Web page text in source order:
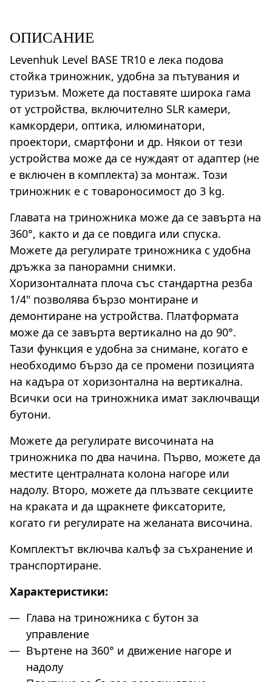
ОПИСАНИЕ
Levenhuk Level BASE TR10 е лека подова
стойка триножник, удобна за пътувания и
туризъм. Можете да поставяте широка гама
от устройства, включително SLR камери,
камкордери, оптика, илюминатори,
проектори, смартфони и др. Някои от тези
устройства може да се нуждаят от адаптер (не
е включен в комплекта) за монтаж. Този
триножник е с товароносимост до 3 kg.
Главата на триножника може да се завърта на
360°, както и да се повдига или спуска.
Можете да регулирате триножника с удобна
дръжка за панорамни снимки.
Хоризонталната плоча със стандартна резба
1/4" позволява бързо монтиране и
демонтиране на устройства. Платформата
може да се завърта вертикално на до 90°.
Тази функция е удобна за снимане, когато е
необходимо бързо да се промени позицията
на кадъра от хоризонтална на вертикална.
Всички оси на триножника имат заключващи
бутони.
Можете да регулирате височината на
триножника по два начина. Първо, можете да
местите централната колона нагоре или
надолу. Второ, можете да плъзвате секциите
на краката и да щракнете фиксаторите,
когато ги регулирате на желаната височина.
Комплектът включва калъф за съхранение и
транспортиране.
Характеристики:
Глава на триножника с бутон за
управление
Въртене на 360° и движение нагоре и
надолу